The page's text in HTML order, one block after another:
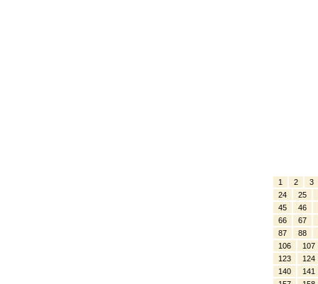
1 2
3
24
25
45
46
66
67
87
88
106
107
123
124
140
141